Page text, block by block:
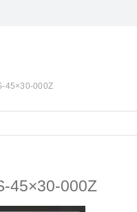
45×30-000Z
45×30-000Z